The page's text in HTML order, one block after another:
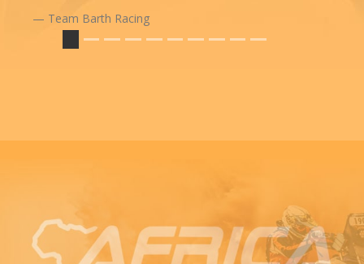
Team Barth Racing